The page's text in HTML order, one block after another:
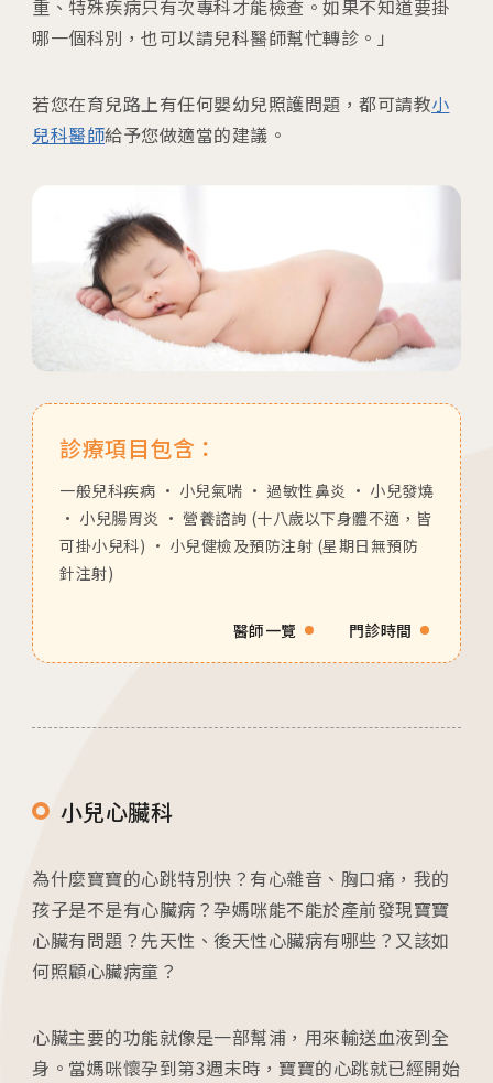
重、特殊疾病只有次專科才能檢查。如果不知道要掛
哪一個科別，也可以請兒科醫師幫忙轉診。」
若您在育兒路上有任何嬰幼兒照護問題，都可請教小
兒科醫師給予您做適當的建議。
診療項目包含：
一般兒科疾病 • 小兒氣喘 • 過敏性鼻炎 • 小兒發燒
• 小兒腸胃炎 • 營養諮詢 (十八歲以下身體不適，皆
可掛小兒科) • 小兒健檢及預防注射 (星期日無預防
針注射)
醫師一覽 門診時間
小兒心臟科
為什麼寶寶的心跳特別快？有心雜音、胸口痛，我的
孩子是不是有心臟病？孕媽咪能不能於產前發現寶寶
心臟有問題？先天性、後天性心臟病有哪些？又該如
何照顧心臟病童？
心臟主要的功能就像是一部幫浦，用來輸送血液到全
身。當媽咪懷孕到第3週末時，寶寶的心跳就已經開始